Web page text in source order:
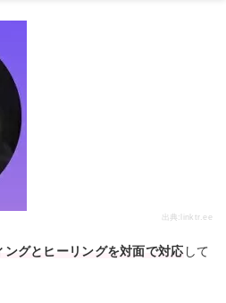
出典: linktr.ee
ングとヒーリングを対面で対応して